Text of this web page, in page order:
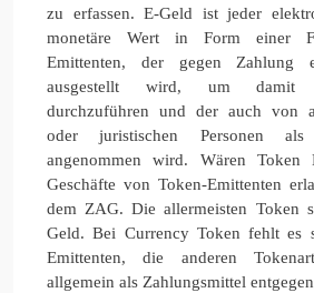
zu erfassen. E-Geld ist jeder
monetäre Wert in Form einer
Emittenten, der gegen Zahlung
ausgestellt wird, um damit
durchzuführen und der auch von
oder juristischen Personen
angenommen wird. Wären Token
Geschäfte von Token-Emittenten
dem ZAG. Die allermeisten Token
Geld. Bei Currency Token fehlt es
Emittenten, die anderen
allgemein als Zahlungsmittel